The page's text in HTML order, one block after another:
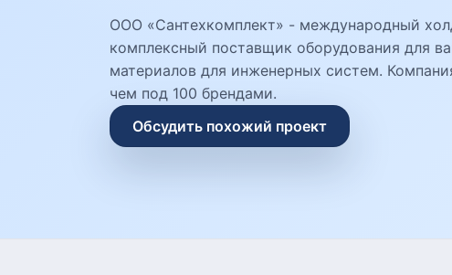
ООО «Сантехкомплект» - международный
комплексный поставщик оборудования для
материалов для инженерных систем.
чем под 100 брендами.
Обсудить похожий проект